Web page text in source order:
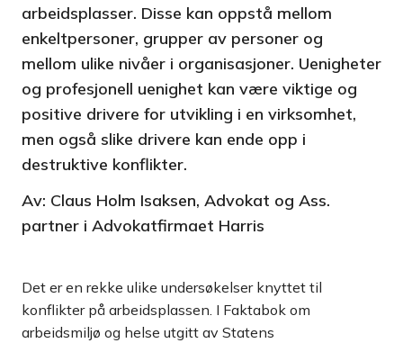
arbeidsplasser. Disse kan oppstå mellom
enkeltpersoner, grupper av personer og
mellom ulike nivåer i organisasjoner. Uenigheter
og profesjonell uenighet kan være viktige og
positive drivere for utvikling i en virksomhet,
men også slike drivere kan ende opp i
destruktive konflikter.
Av: Claus Holm Isaksen, Advokat og Ass.
partner i Advokatfirmaet Harris
Det er en rekke ulike undersøkelser knyttet til
konflikter på arbeidsplassen. I Faktabok om
arbeidsmiljø og helse utgitt av Statens